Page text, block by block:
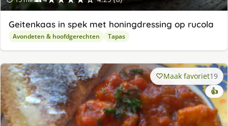
Geitenkaas in spek met honingdressing op rucola
Avondeten & hoofdgerechten Tapas
Maak favoriet19
👍